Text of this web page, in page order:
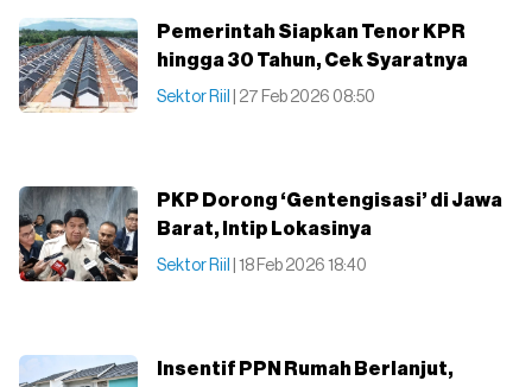
Pemerintah Siapkan Tenor KPR
hingga 30 Tahun, Cek Syaratnya
Sektor Riil | 27 Feb 2026 08:50
PKP Dorong ‘Gentengisasi’ di Jawa
Barat, Intip Lokasinya
Sektor Riil | 18 Feb 2026 18:40
Insentif PPN Rumah Berlanjut,